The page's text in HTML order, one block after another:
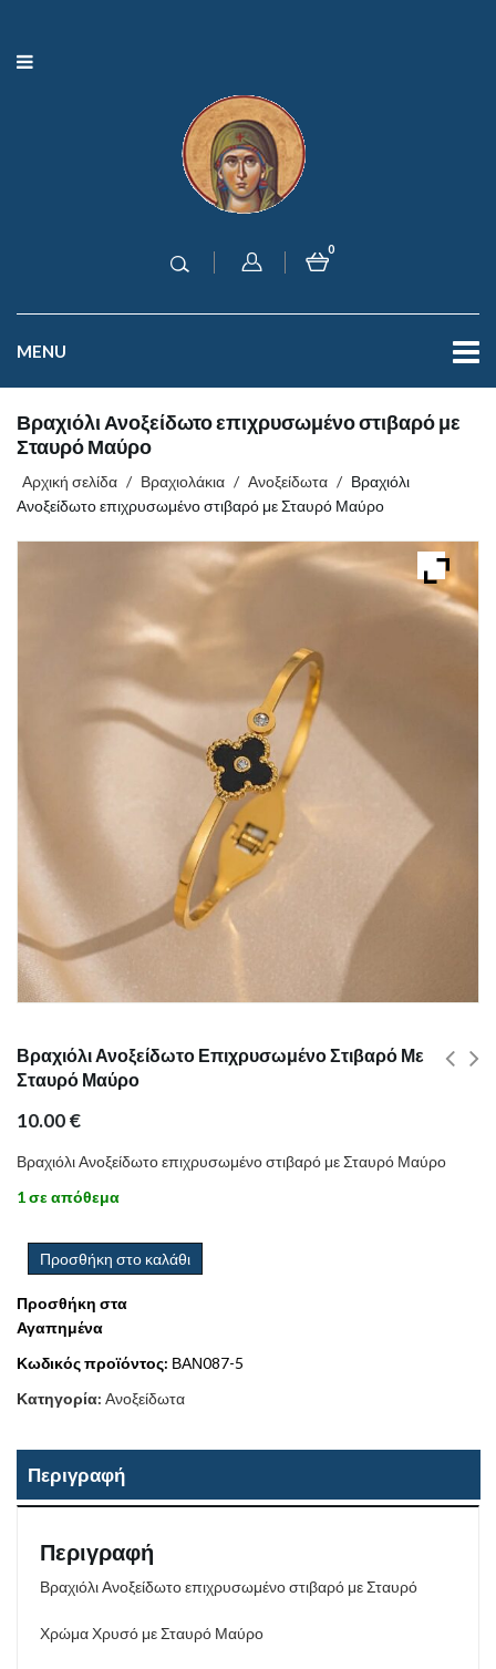
0
MENU
Βραχιόλι Ανοξείδωτο επιχρυσωμένο στιβαρό με
Σταυρό Μαύρο
Αρχική σελίδα / Βραχιολάκια / Ανοξείδωτα / Βραχιόλι
Ανοξείδωτο επιχρυσωμένο στιβαρό με Σταυρό Μαύρο
Βραχιόλι Ανοξείδωτο Επιχρυσωμένο Στιβαρό Με
Σταυρό Μαύρο
10.00€
Βραχιόλι Ανοξείδωτο επιχρυσωμένο στιβαρό με Σταυρό Μαύρο
1 σε απόθεμα
Προσθήκη στο καλάθι
Προσθήκη στα
Αγαπημένα
Κωδικός προϊόντος: ΒΑΝ087-5
Κατηγορία: Ανοξείδωτα
Περιγραφή
Περιγραφή
Βραχιόλι Ανοξείδωτο επιχρυσωμένο στιβαρό με Σταυρό
Χρώμα Χρυσό με Σταυρό Μαύρο